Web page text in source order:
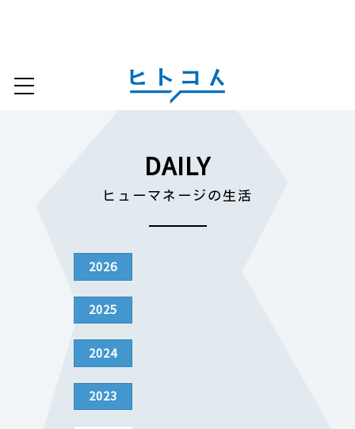
DAILY
ヒューマネージの生活
2026
2025
2024
2023